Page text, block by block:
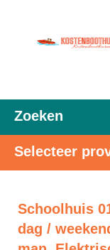
Zoeken
Selecteer
Schoolhuis
dag /